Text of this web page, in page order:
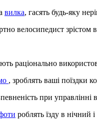
вилка, гасять будь-яку
велосипедист зрістом
раціонально
, зроблять ваші поїздки
при
роблять їзду в нічний